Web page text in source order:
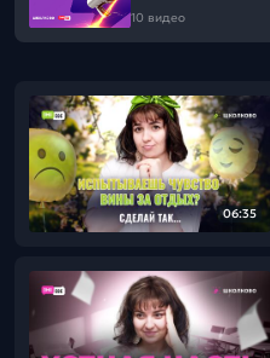
10 видео
06:35